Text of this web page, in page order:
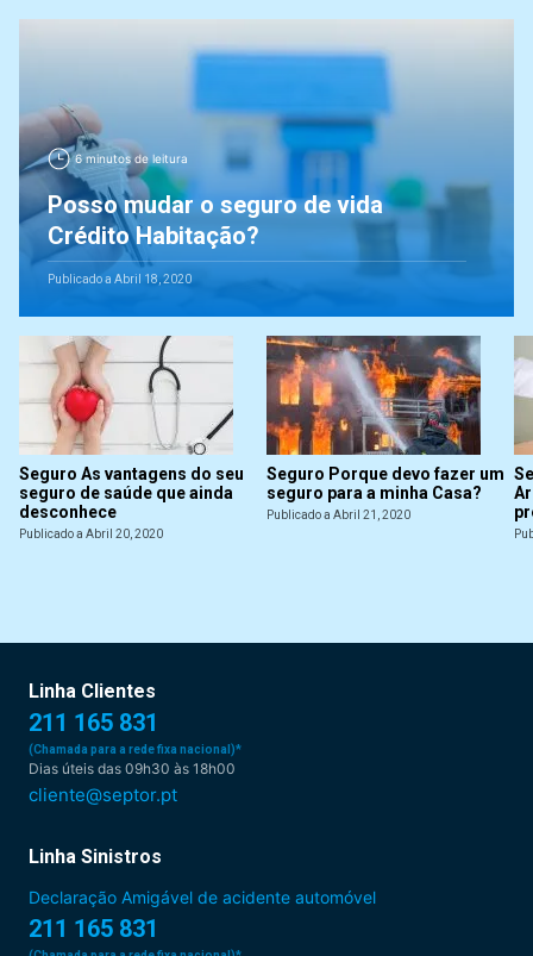
6 minutos de leitura
Posso mudar o seguro de vida
Crédito Habitação?
Publicado a Abril 18, 2020
Seguro As vantagens do seu
seguro de saúde que ainda
desconhece
Publicado a Abril 20, 2020
Seguro Porque devo fazer um
seguro para a minha Casa?
Publicado a Abril 21, 2020
Linha Clientes
211 165 831
(Chamada para a rede fixa nacional)*
Dias úteis das 09h30 às 18h00
cliente@septor.pt
Linha Sinistros
Declaração Amigável de acidente automóvel
211 165 831